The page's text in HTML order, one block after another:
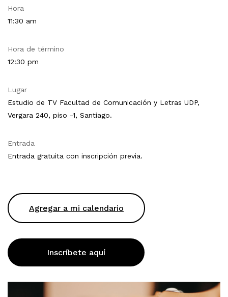
Hora
11:30 am
Hora de término
12:30 pm
Lugar
Estudio de TV Facultad de Comunicación y Letras UDP,
Vergara 240, piso -1, Santiago.
Entrada
Entrada gratuita con inscripción previa.
Agregar a mi calendario
Inscríbete aquí